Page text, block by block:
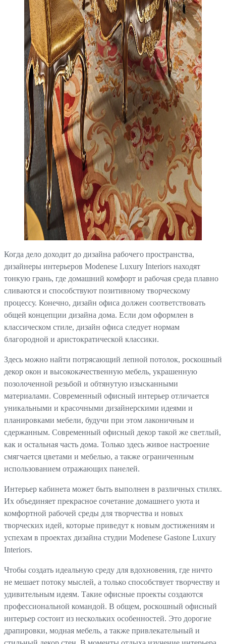
Когда дело доходит до дизайна рабочего пространства,
дизайнеры интерьеров Modenese Luxury Interiors находят
тонкую грань, где домашний комфорт и рабочая среда плавно
сливаются и способствуют позитивному творческому
процессу. Конечно, дизайн офиса должен соответствовать
общей концепции дизайна дома. Если дом оформлен в
классическом стиле, дизайн офиса следует нормам
благородной и аристократической классики.
Здесь можно найти потрясающий лепной потолок, роскошный
декор окон и высококачественную мебель, украшенную
позолоченной резьбой и обтянутую изысканными
материалами. Современный офисный интерьер отличается
уникальными и красочными дизайнерскими идеями и
планировками мебели, будучи при этом лаконичным и
сдержанным. Современный офисный декор такой же светлый,
как и остальная часть дома. Только здесь живое настроение
смягчается цветами и мебелью, а также ограниченным
использованием отражающих панелей.
Интерьер кабинета может быть выполнен в различных стилях.
Их объединяет прекрасное сочетание домашнего уюта и
комфортной рабочей среды для творчества и новых
творческих идей, которые приведут к новым достижениям и
успехам в проектах дизайна студии Modenese Gastone Luxury
Interiors.
Чтобы создать идеальную среду для вдохновения, где ничто
не мешает потоку мыслей, а только способствует творчеству и
удивительным идеям. Такие офисные проекты создаются
профессиональной командой. В общем, роскошный офисный
интерьер состоит из нескольких особенностей. Это дорогие
драпировки, модная мебель, а также привлекательный и